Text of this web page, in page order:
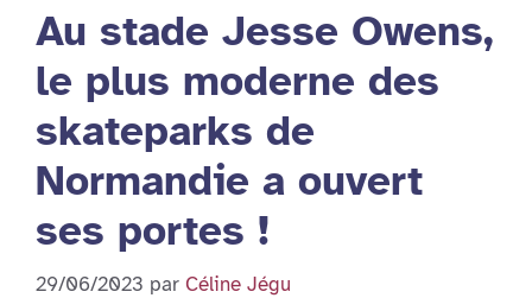
Au stade Jesse Owens,
le plus moderne des
skateparks de
Normandie a ouvert
ses portes !
29/06/2023 par Céline Jégu